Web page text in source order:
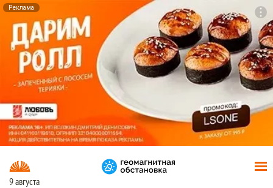
Реклама
9 августа